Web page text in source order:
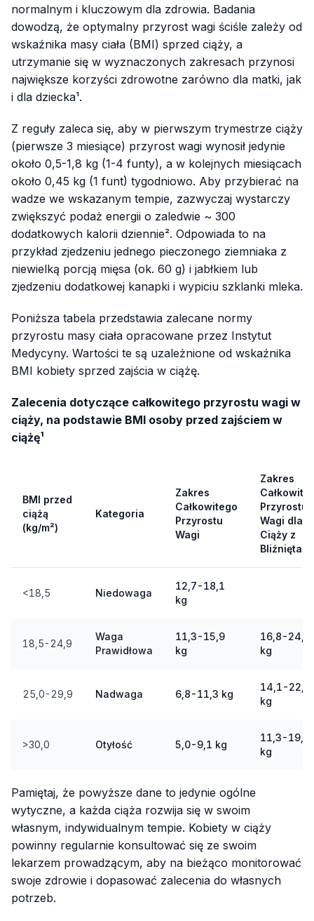
normalnym i kluczowym dla zdrowia. Badania
dowodzą, że optymalny przyrost wagi ściśle zależy od
wskaźnika masy ciała (BMI) sprzed ciąży, a
utrzymanie się w wyznaczonych zakresach przynosi
największe korzyści zdrowotne zarówno dla matki, jak
i dla dziecka¹.
Z reguły zaleca się, aby w pierwszym trymestrze ciąży
(pierwsze 3 miesiące) przyrost wagi wynosił jedynie
około 0,5-1,8 kg (1-4 funty), a w kolejnych miesiącach
około 0,45 kg (1 funt) tygodniowo. Aby przybierać na
wadze we wskazanym tempie, zazwyczaj wystarczy
zwiększyć podaż energii o zaledwie ~ 300
dodatkowych kalorii dziennie². Odpowiada to na
przykład zjedzeniu jednego pieczonego ziemniaka z
niewielką porcją mięsa (ok. 60 g) i jabłkiem lub
zjedzeniu dodatkowej kanapki i wypiciu szklanki mleka.
Poniższa tabela przedstawia zalecane normy
przyrostu masy ciała opracowane przez Instytut
Medycyny. Wartości te są uzależnione od wskaźnika
BMI kobiety sprzed zajścia w ciążę.
Zalecenia dotyczące całkowitego przyrostu wagi w
ciąży, na podstawie BMI osoby przed zajściem w
ciążę¹
BMI przed
ciążą
(kg/m²)
Kategoria
Zakres
Całkowitego
Przyrostu
Wagi
Zakres
Przyrostu
Wagi dla
Ciąży z
Bliźniętami
<18,5 Niedowaga
12,7-18,1
kg
18,5-24,9
Waga
Prawidłowa
11,3-15,9
kg
16,8-24,5
kg
25,0-29,9 Nadwaga 6,8-11,3 kg
14,1-22,7
kg
>30,0 Otyłość 5,0-9,1 kg
11,3-19,1
kg
Pamiętaj, że powyższe dane to jedynie ogólne
wytyczne, a każda ciąża rozwija się w swoim
własnym, indywidualnym tempie. Kobiety w ciąży
powinny regularnie konsultować się ze swoim
lekarzem prowadzącym, aby na bieżąco monitorować
swoje zdrowie i dopasować zalecenia do własnych
potrzeb.